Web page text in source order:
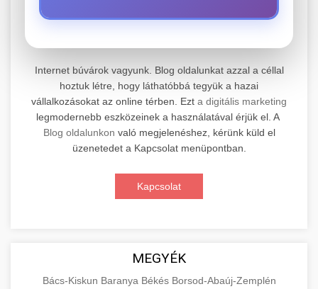
+
Professzionális elektromos roller javítási és
karbantartási szolgáltatások. Szakértő
technikusaink minőségi szervízt nyújtanak
minden jelentős márkához és modellhez.
Szervizközpont Látogatása
📊 2. Online Marketing
Ügynökség
+
beleértve a SEO-t, közösségi média kezelést és
digitális hirdetéseket. Növekedés elérése
aimarketingugynokseg.hu
digitális ügynökségi szolgáltatások
🛴 3. Legjobb Elektromos Roller
legjobb modelleket, funkciókat és árakat
megalapozott vásárlási döntéshez.
🔗 4. Prémium Linképítés
Magas minőségű backlink beszerzési
Internet búvárok vagyunk. Blog oldalunkat azzal a céllal
hoztuk létre, hogy láthatóbbá tegyük a hazai
vállalkozásokat az online térben. Ezt a digitális marketing
legmodernebb eszközeinek a használatával érjük el. A
Blog oldalunkon való megjelenéshez, kérünk küld el
üzenetedet a Kapcsolat menüpontban.
Kapcsolat
MEGYÉK
Bács-Kiskun Baranya Békés Borsod-Abaúj-Zemplén